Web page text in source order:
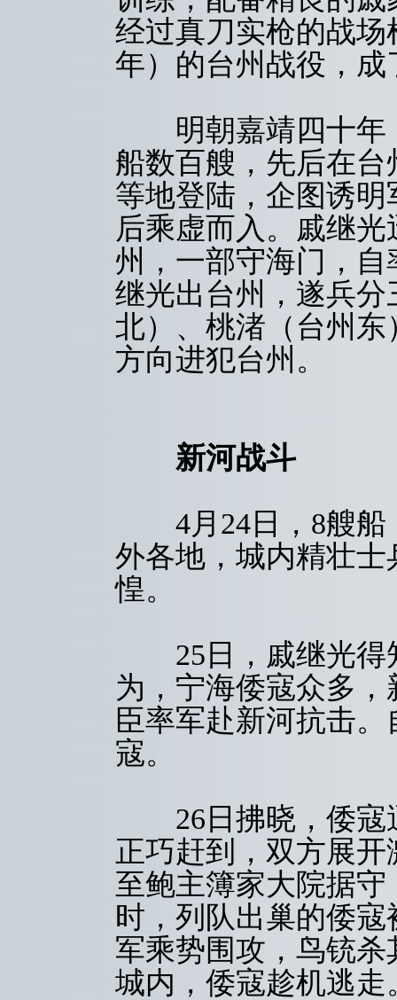
经过真刀实枪的战场
年）的台州战役，
明朝嘉靖四十年
船数百艘，先后在
等地登陆，企图诱
后乘虚而入。戚继
州，一部守海门，
继光出台州，遂兵
北）、桃渚（台州
方向进犯台州。
新河战斗
4月24日，8艘船
外各地，城内精壮
惶。
25日，戚继光得
为，宁海倭寇众多
臣率军赴新河抗击
寇。
26日拂晓，倭寇
正巧赶到，双方展
至鲍主簿家大院据
时，列队出巢的倭
军乘势围攻，鸟铳
城内，倭寇趁机逃走